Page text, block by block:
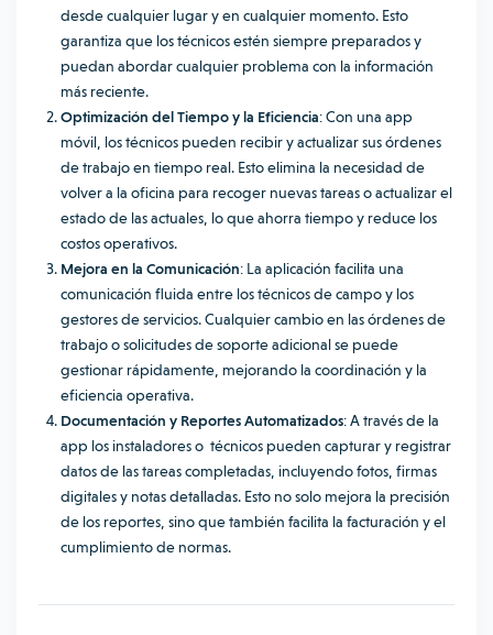
desde cualquier lugar y en cualquier momento. Esto
garantiza que los técnicos estén siempre preparados y
puedan abordar cualquier problema con la información
más reciente.
Optimización del Tiempo y la Eficiencia: Con una app
móvil, los técnicos pueden recibir y actualizar sus órdenes
de trabajo en tiempo real. Esto elimina la necesidad de
volver a la oficina para recoger nuevas tareas o actualizar el
estado de las actuales, lo que ahorra tiempo y reduce los
costos operativos.
Mejora en la Comunicación: La aplicación facilita una
comunicación fluida entre los técnicos de campo y los
gestores de servicios. Cualquier cambio en las órdenes de
trabajo o solicitudes de soporte adicional se puede
gestionar rápidamente, mejorando la coordinación y la
eficiencia operativa.
Documentación y Reportes Automatizados: A través de la
app los instaladores o técnicos pueden capturar y registrar
datos de las tareas completadas, incluyendo fotos, firmas
digitales y notas detalladas. Esto no solo mejora la precisión
de los reportes, sino que también facilita la facturación y el
cumplimiento de normas.